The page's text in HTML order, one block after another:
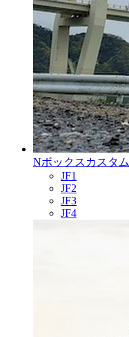
Nボックスカスタム
JF1
JF2
JF3
JF4